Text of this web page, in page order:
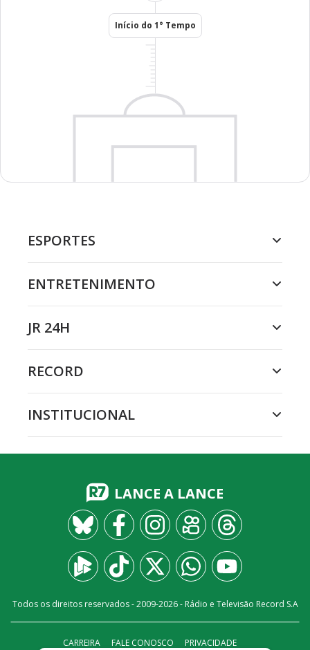
Início do 1° Tempo
ESPORTES
ENTRETENIMENTO
JR 24H
RECORD
INSTITUCIONAL
LANCE A LANCE
Todos os direitos reservados - 2009-2026- Rádio e Televisão Record S.A
CARREIRA FALE CONOSCO PRIVACIDADE